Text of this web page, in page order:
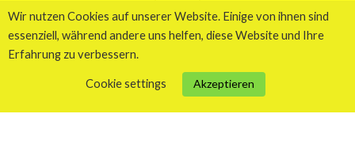
TOP
© 2026 Kuhnes MultiMedia Agentur
Wir nutzen Cookies auf unserer Website. Einige von ihnen sind
essenziell, während andere uns helfen, diese Website und Ihre
Erfahrung zu verbessern.
Cookie settings Akzeptieren